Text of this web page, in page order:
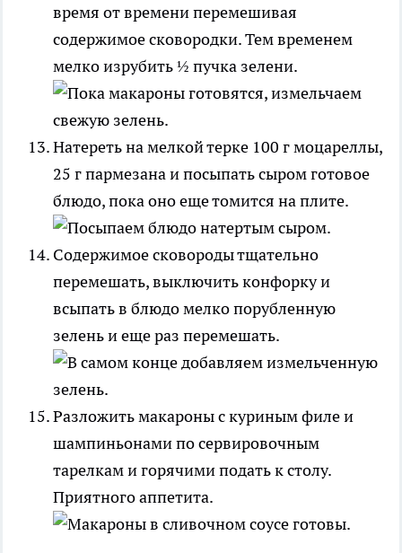
время от времени перемешивая
содержимое сковородки. Тем временем
мелко изрубить ½ пучка зелени.
Натереть на мелкой терке 100 г моцареллы,
25 г пармезана и посыпать сыром готовое
блюдо, пока оно еще томится на плите.
Содержимое сковороды тщательно
перемешать, выключить конфорку и
всыпать в блюдо мелко порубленную
зелень и еще раз перемешать.
Разложить макароны с куриным филе и
шампиньонами по сервировочным
тарелкам и горячими подать к столу.
Приятного аппетита.